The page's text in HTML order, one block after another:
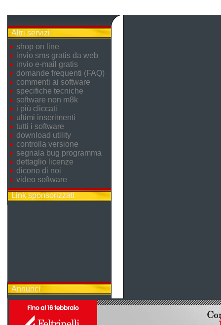
Altri servizi
shop on line
invio sms gratis da web
invio e-mail gratis
domande frequenti (FAQ)
commenti ai software
specifiche tecniche
software non m8k
i più cliccati
ultimi inserimenti
tutti i software
download utility
controlla versione
segnala bug programma
dettaglio licenze
dicono di noi
video software
Link sponsorizzati
Annunci